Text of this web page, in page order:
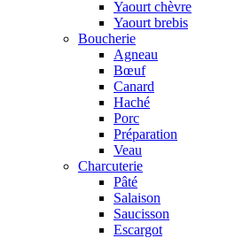
Yaourt chèvre
Yaourt brebis
Boucherie
Agneau
Bœuf
Canard
Haché
Porc
Préparation
Veau
Charcuterie
Pâté
Salaison
Saucisson
Escargot